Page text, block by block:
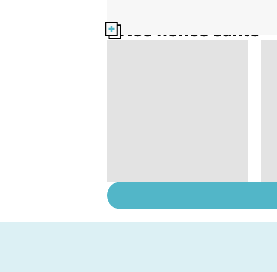
Nos fiches santé
: gardez la tête haute